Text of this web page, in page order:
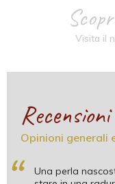
Visita il
Opinioni generali
Una perla